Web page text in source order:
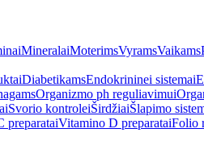
MineralaiMoterimsVyramsVaikams
DiabetikamsEndokrininei sistemai
Organizmo ph reguliavimui
Svorio kontroleiŠirdžiaiŠlapimo
preparataiVitamino D preparataiFolio